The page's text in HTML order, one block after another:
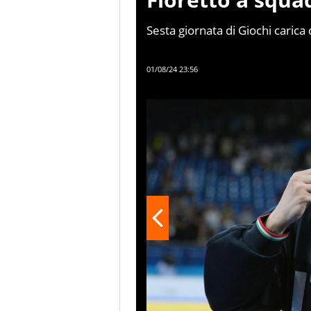
Sesta giornata di Giochi
argento (nel fioretto a
around dell’artistica,
01/08/24 23:56